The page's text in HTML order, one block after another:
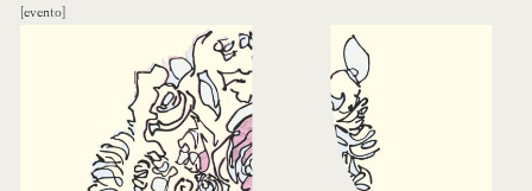
evento